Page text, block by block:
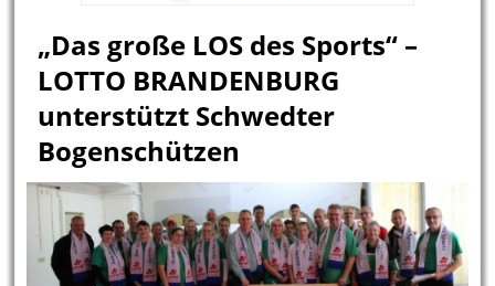
„Das große LOS des Sports“ –
LOTTO BRANDENBURG
unterstützt Schwedter
Bogenschützen